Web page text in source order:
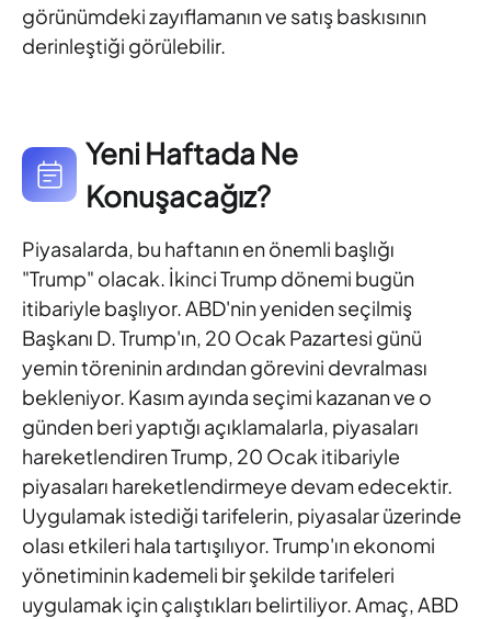
görünümdeki zayıflamanın ve satış baskısının
derinleştiği görülebilir.
Yeni Haftada Ne
Konuşacağız?
Piyasalarda, bu haftanın en önemli başlığı
"Trump" olacak. İkinciTrump dönemi bugün
itibariyle başlıyor. ABD'nin yeniden seçilmiş
Başkanı D. Trump'ın, 20 Ocak Pazartesi günü
yemin törenininardından görevini devralması
bekleniyor. Kasım ayında seçimi kazanan ve o
günden beri yaptığı açıklamalarla, piyasaları
hareketlendiren Trump, 20 Ocak itibariyle
piyasaları hareketlendirmeye devam edecektir.
Uygulamak istediği tarifelerin, piyasalar üzerinde
olası etkileri hala tartışılıyor. Trump'ın ekonomi
yönetiminin kademeli bir şekilde tarifeleri
uygulamak için çalıştıkları belirtiliyor. Amaç, ABD